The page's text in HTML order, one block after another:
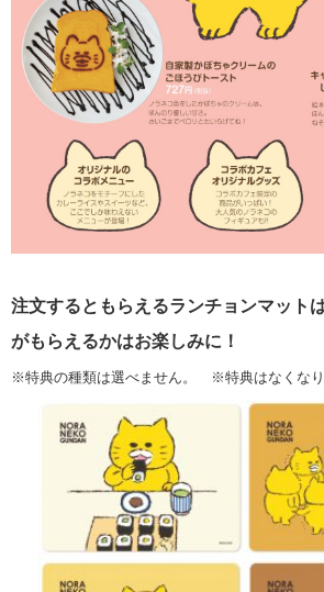
注文するともらえるランチョンマット
がもらえるかはお楽しみに！
※特典の種類は選べません。 ※特典はなくなり